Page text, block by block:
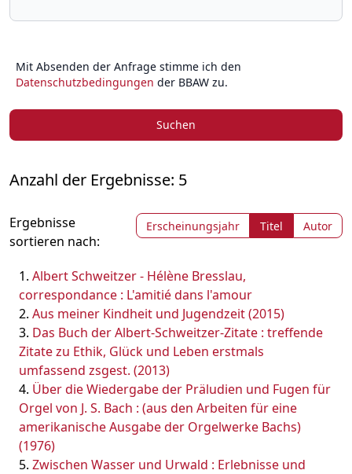
Mit Absenden der Anfrage stimme ich den
Datenschutzbedingungen der BBAW zu.
Suchen
Anzahl der Ergebnisse: 5
Ergebnisse
sortieren nach:
Erscheinungsjahr Titel Autor
Albert Schweitzer - Hélène Bresslau,
correspondance : L'amitié dans l'amour
Aus meiner Kindheit und Jugendzeit (2015)
Das Buch der Albert-Schweitzer-Zitate : treffende
Zitate zu Ethik, Glück und Leben erstmals
umfassend zsgest. (2013)
Über die Wiedergabe der Präludien und Fugen für
Orgel von J. S. Bach : (aus den Arbeiten für eine
amerikanische Ausgabe der Orgelwerke Bachs)
(1976)
Zwischen Wasser und Urwald : Erlebnisse und